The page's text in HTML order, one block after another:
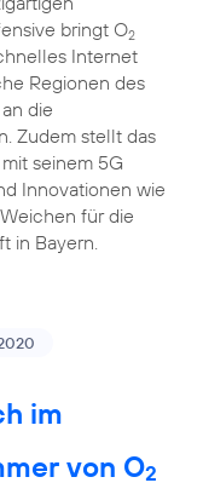
bringt O2
Internet
Regionen des
die
Zudem stellt das
seinem 5G
Innovationen wie
für die
in Bayern.
im
von O2